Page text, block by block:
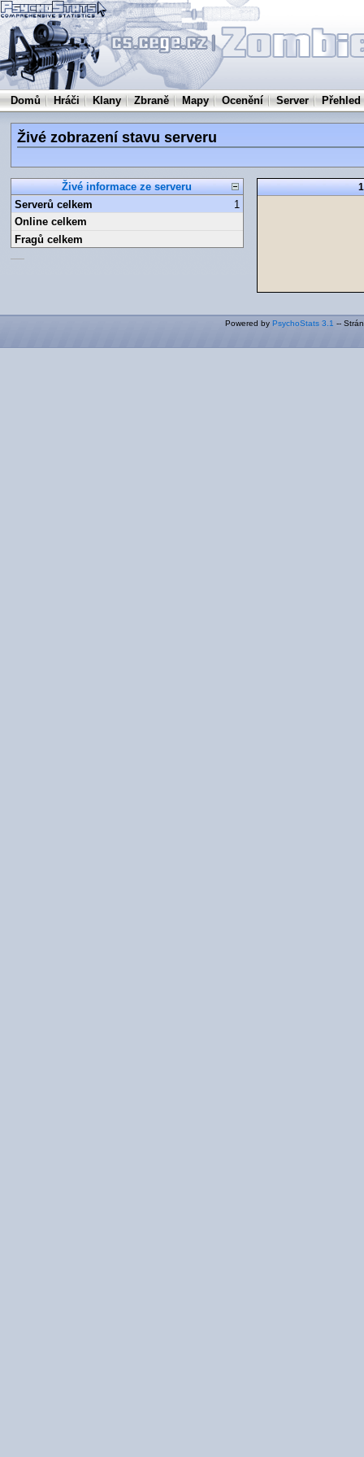
Domů Hráči Klany Zbraně Mapy Ocenění Server Přehled
Živé zobrazení stavu serveru
Živé informace ze serveru
Serverů celkem
1
Online celkem
Fragů celkem
Powered by PsychoStats 3.1 --